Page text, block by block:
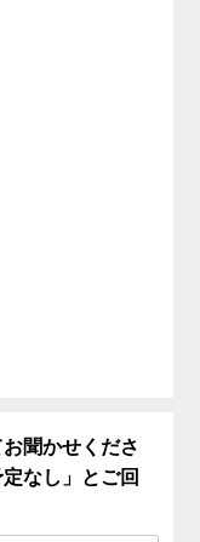
聞かせくださ
なし」とご回